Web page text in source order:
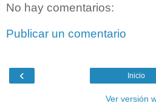
No hay comentarios:
Publicar un comentario
‹ Inicio
Ver versión